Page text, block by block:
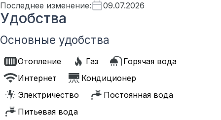
Последнее изменение: 09.07.2026
Удобства
Основные удобства
Отопление Газ
Горячая вода
Интернет
Кондиционер
Электричество
Постоянная вода
Питьевая вода